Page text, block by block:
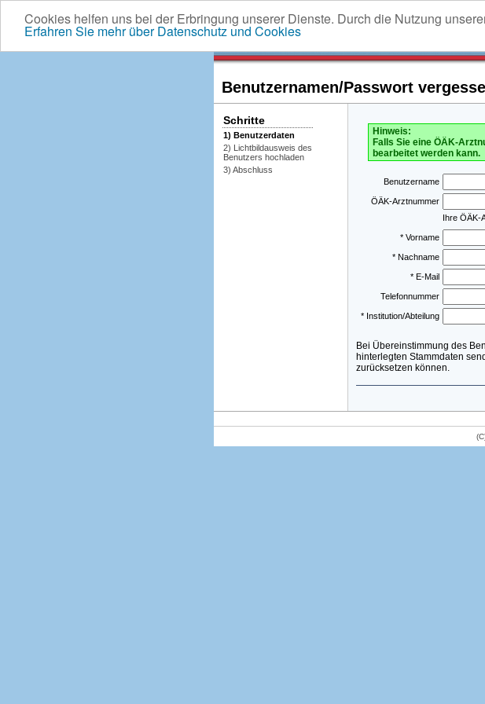
Cookies helfen uns bei der Erbringung unserer Dienste. Durch die Nutzung
Erfahren Sie mehr über Datenschutz und Cookies
Benutzernamen/Passwort
Schritte
1) Benutzerdaten
2) Lichtbildausweis des
Benutzers hochladen
3) Abschluss
Hinweis:
Falls Sie eine ÖÄK-
bearbeitet werden kann.
Benutzername
ÖÄK-Arztnummer
Ihre ÖÄK-
* Vorname
* Nachname
* E-Mail
Telefonnummer
* Institution/Abteilung
Bei Übereinstimmung des
hinterlegten Stammdaten
zurücksetzen können.